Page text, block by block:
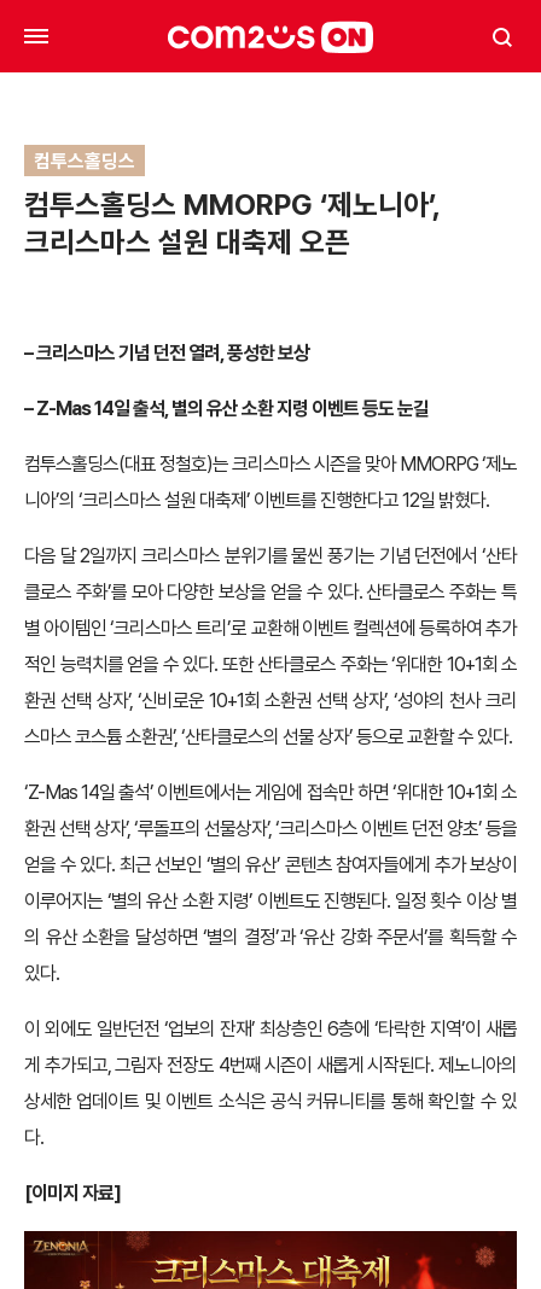
컴투스홀딩스
컴투스홀딩스 MMORPG ‘제노니아’,
크리스마스 설원 대축제 오픈
– 크리스마스 기념 던전 열려, 풍성한 보상
– Z-Mas 14일 출석, 별의 유산 소환 지령 이벤트 등도 눈길
컴투스홀딩스(대표 정철호)는 크리스마스 시즌을 맞아 MMORPG ‘제노
니아’의 ‘크리스마스 설원 대축제’ 이벤트를 진행한다고 12일 밝혔다.
다음 달 2일까지 크리스마스 분위기를 물씬 풍기는 기념 던전에서 ‘산타
클로스 주화’를 모아 다양한 보상을 얻을 수 있다. 산타클로스 주화는 특
별 아이템인 ‘크리스마스 트리’로 교환해 이벤트 컬렉션에 등록하여 추가
적인 능력치를 얻을 수 있다. 또한 산타클로스 주화는 ‘위대한 10+1회 소
환권 선택 상자’, ‘신비로운 10+1회 소환권 선택 상자’, ‘성야의 천사 크리
스마스 코스튬 소환권’, ‘산타클로스의 선물 상자’ 등으로 교환할 수 있다.
‘Z-Mas 14일 출석’ 이벤트에서는 게임에 접속만 하면 ‘위대한 10+1회 소
환권 선택 상자’, ‘루돌프의 선물상자’, ‘크리스마스 이벤트 던전 양초’ 등을
얻을 수 있다. 최근 선보인 ‘별의 유산’ 콘텐츠 참여자들에게 추가 보상이
이루어지는 ‘별의 유산 소환 지령’ 이벤트도 진행된다. 일정 횟수 이상 별
의 유산 소환을 달성하면 ‘별의 결정’과 ‘유산 강화 주문서’를 획득할 수
있다.
이 외에도 일반던전 ‘업보의 잔재’ 최상층인 6층에 ‘타락한 지역’이 새롭
게 추가되고, 그림자 전장도 4번째 시즌이 새롭게 시작된다. 제노니아의
상세한 업데이트 및 이벤트 소식은 공식 커뮤니티를 통해 확인할 수 있
다.
[이미지 자료]